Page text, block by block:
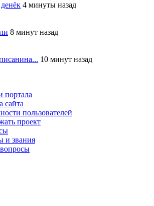
4 минуты назад
8 минут назад
10 минут назад
портала
сайта
пользователей
проект
и звания